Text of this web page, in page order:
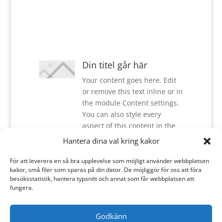
Hantera dina val kring kakor
För att leverera en så bra upplevelse som möjligt använder webbplatsen
kakor, små filer som sparas på din dator. De möjliggör för oss att föra
besöksstatistik, hantera typsnitt och annat som får webbplatsen att
fungera.
Godkänn
Din titel går här
Your content goes here. Edit
or remove this text inline or in
the module Content settings.
You can also style every
aspect of this content in the
module Design settings and
even apply custom CSS to this
text in the module Advanced
settings.